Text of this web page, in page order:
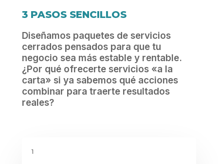
3 PASOS SENCILLOS
Diseñamos paquetes de servicios
cerrados pensados para que tu
negocio sea más estable y rentable.
¿Por qué ofrecerte servicios «a la
carta» si ya sabemos qué acciones
combinar para traerte resultados
reales?
1